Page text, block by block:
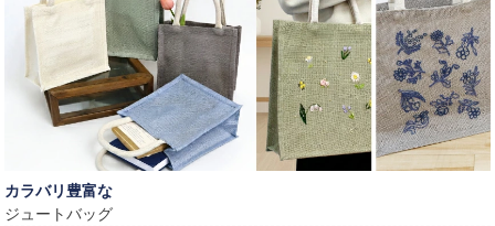
カラバリ豊富な
ジュートバッグ